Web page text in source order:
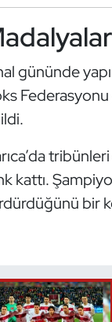
gününde
kattı.
bir